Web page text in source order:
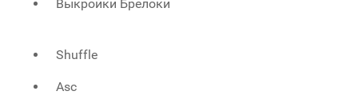
Выкройки Брелоки
Shuffle
Asc